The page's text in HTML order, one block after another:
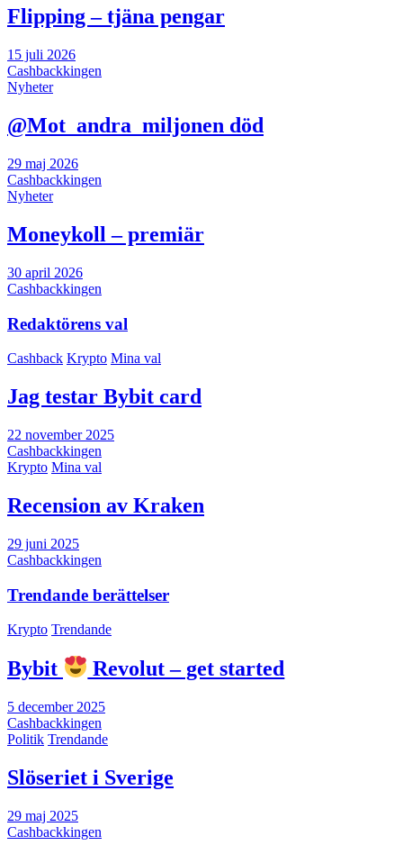
Flipping – tjäna pengar
15 juli 2026
Cashbackkingen
Nyheter
@Mot_andra_miljonen död
29 maj 2026
Cashbackkingen
Nyheter
Moneykoll – premiär
30 april 2026
Cashbackkingen
Redaktörens val
Cashback Krypto Mina val
Jag testar Bybit card
22 november 2025
Cashbackkingen
Krypto Mina val
Recension av Kraken
29 juni 2025
Cashbackkingen
Trendande berättelser
Krypto Trendande
Bybit Revolut – get started
5 december 2025
Cashbackkingen
Politik Trendande
Slöseriet i Sverige
29 maj 2025
Cashbackkingen